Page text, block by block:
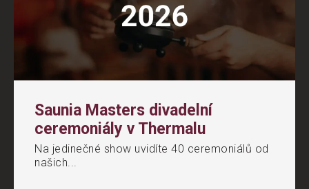
Saunia Masters divadelní
ceremoniály v Thermalu
Na jedinečné show uvidíte 40 ceremoniálů od
našich...